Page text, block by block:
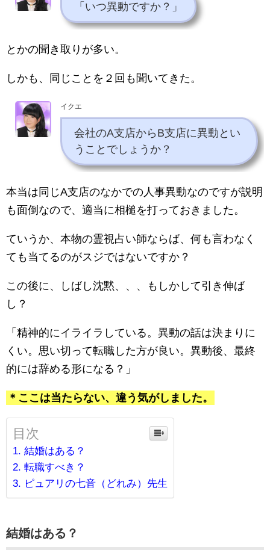
「いつ異動ですか？」
とかの聞き取りが多い。
しかも、同じことを２回も聞いてきた。
イクエ
会社のA支店からB支店に異動とい
うことでしょうか？
本当は同じA支店のなかでの人事異動なのですが説明
も面倒なので、適当に相槌を打っておきました。
ていうか、本物の霊視占い師ならば、何も言わなく
ても当てるのがスジではないですか？
この後に、しばし沈黙、、、もしかして引き伸ば
し？
「精神的にイライラしている。異動の話は決まりに
くい。思い切って転職した方が良い。異動後、最終
的には辞める形になる？」
＊ここは当たらない、違う気がしました。
目次
結婚はある？
転職すべき？
ピュアリの七音（どれみ）先生
結婚はある？